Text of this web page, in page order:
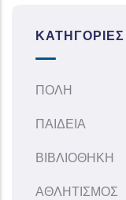
ΚΑΤΗΓΟΡΊΕΣ
ΠΟΛΗ
ΠΑΙΔΕΙΑ
ΒΙΒΛΙΟΘΗΚΗ
ΑΘΛΗΤΙΣΜΟΣ